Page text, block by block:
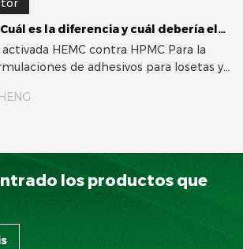
HEMC vs HPMC: ¿Cuál es la diferencia y cuál debería elegir?
HPMC Para la
de adhesivos para losetas y
los productos que